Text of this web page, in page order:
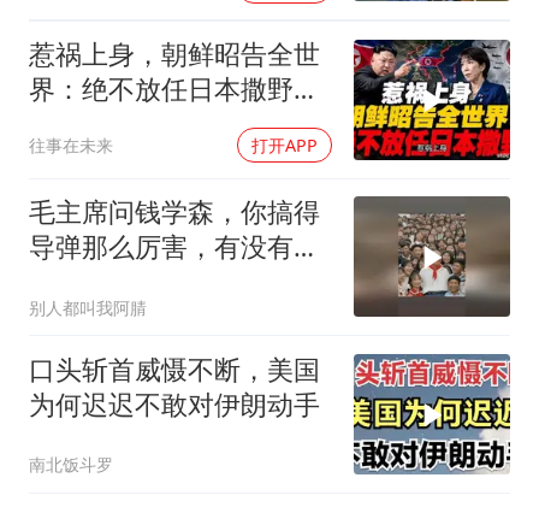
惹祸上身，朝鲜昭告全世
界：绝不放任日本撒野！
往事在未来 打开APP
毛主席问钱学森，你搞得
导弹那么厉害，有没有办
别人都叫我阿腈
口头斩首威慑不断，美国
为何迟迟不敢对伊朗动手
南北饭斗罗